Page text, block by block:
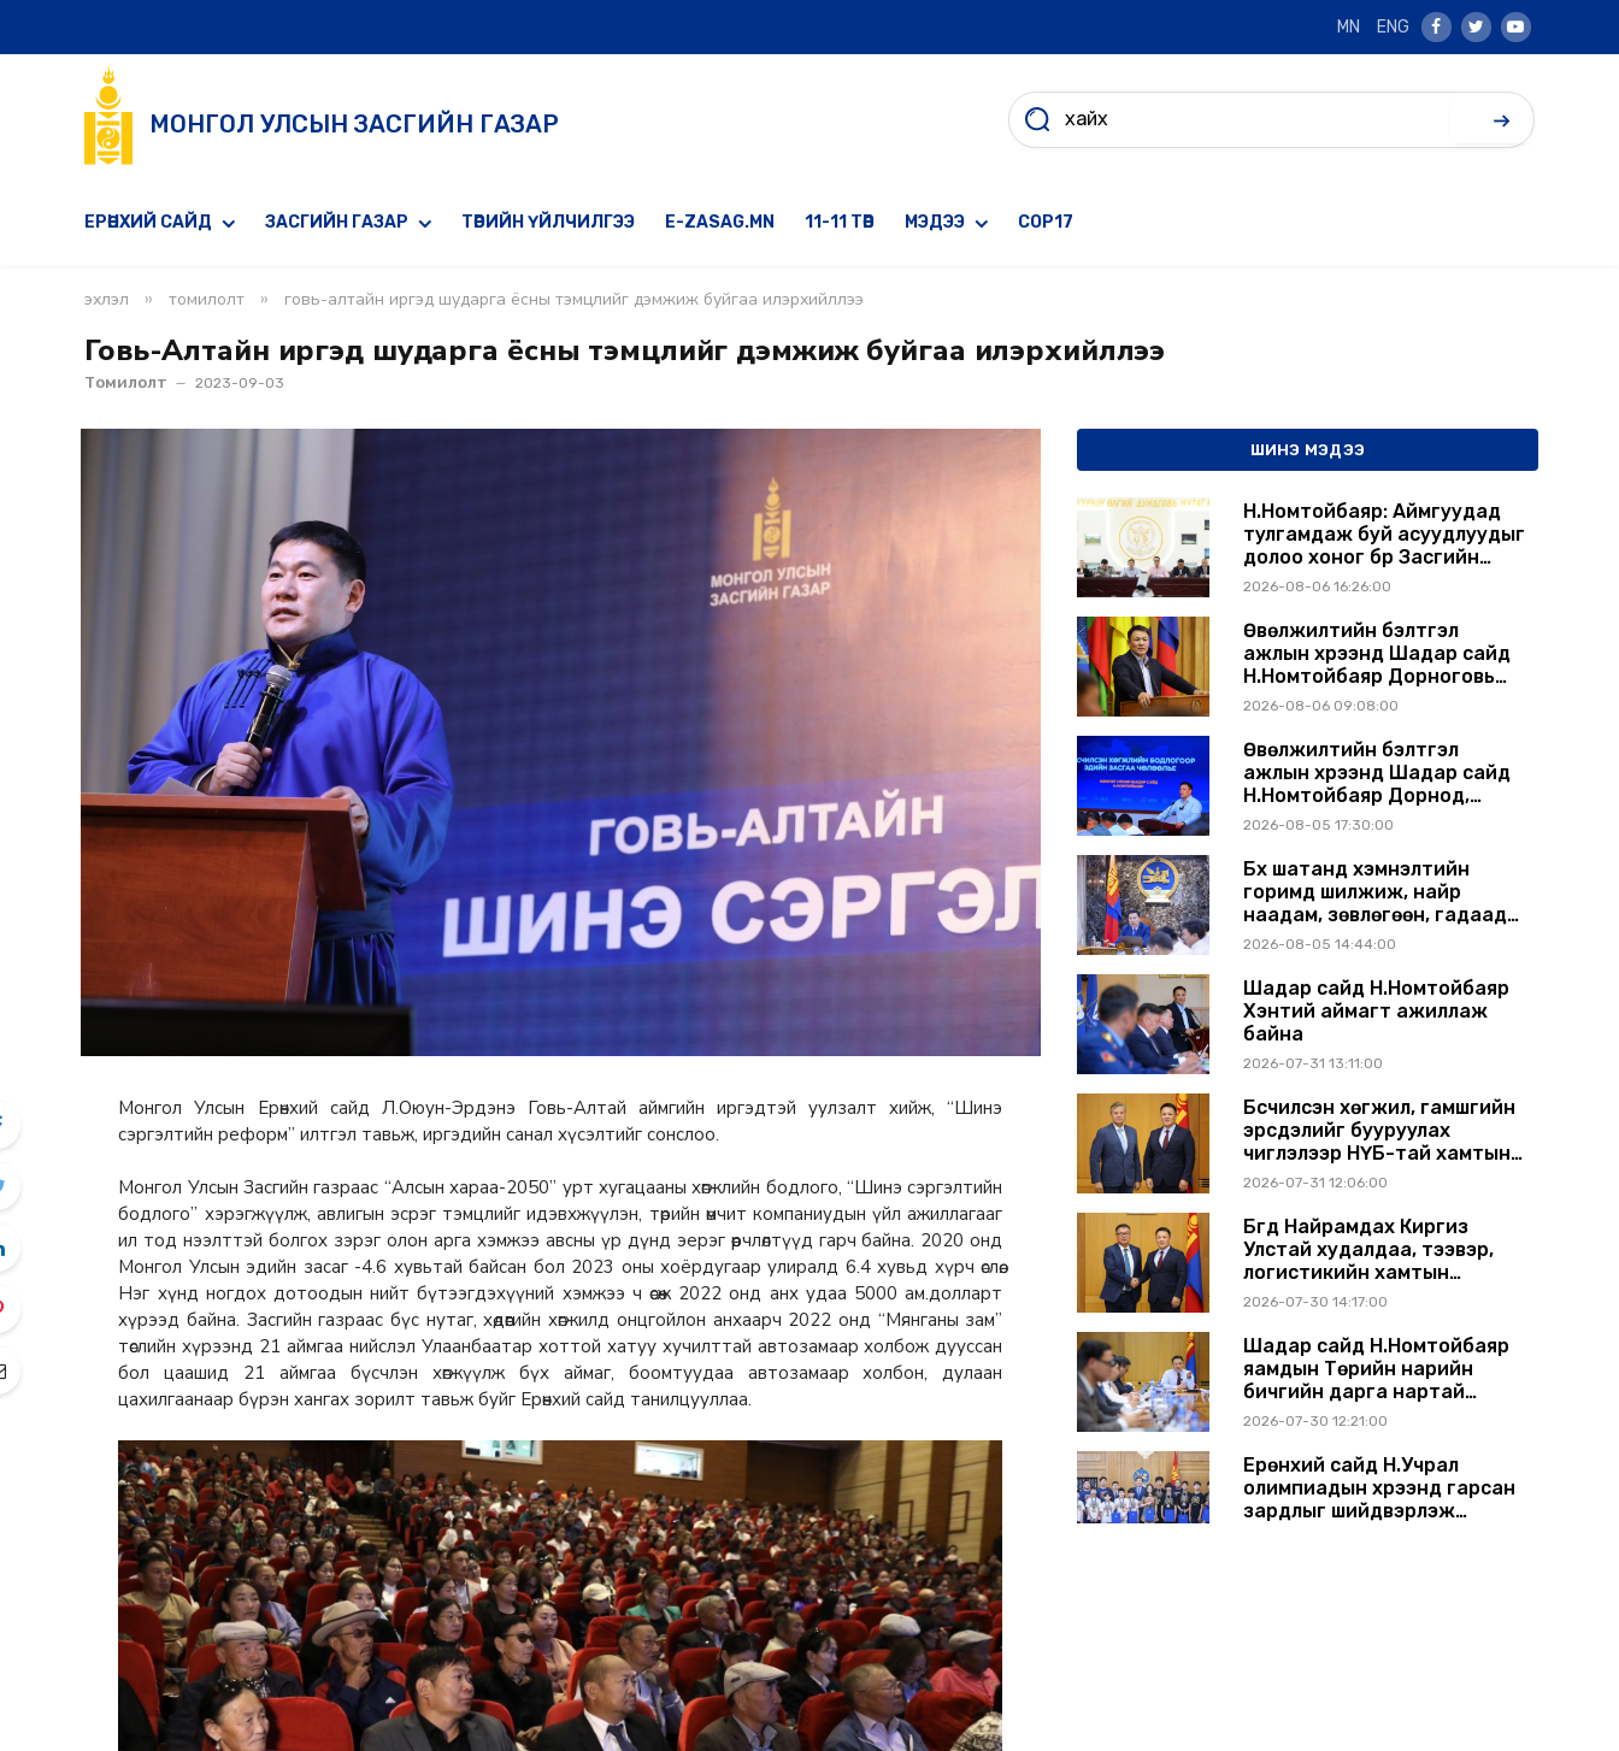
MN ENG
Facebook
TwitterYoutube
МОНГОЛ УЛСЫН ЗАСГИЙН ГАЗАР
ЕРӨНХИЙ САЙД ЗАСГИЙН ГАЗАР ТӨРИЙН ҮЙЛЧИЛГЭЭ E-ZASAG.MN 11-11 ТӨВ МЭДЭЭ COP17
эхлэл » томилолт » говь-алтайн иргэд шударга ёсны тэмцлийг дэмжиж буйгаа илэрхийллээ
Говь-Алтайн иргэд шударга ёсны тэмцлийг дэмжиж буйгаа илэрхийллээ
Томилолт 2023-09-03
Монгол Улсын Ерөнхий сайд Л.Оюун-Эрдэнэ Говь-Алтай аймгийн иргэдтэй уулзалт хийж, “Шинэ
сэргэлтийн реформ” илтгэл тавьж, иргэдийн санал хүсэлтийг сонслоо.
Монгол Улсын Засгийн газраас “Алсын хараа-2050” урт хугацааны хөгжлийн бодлого, “Шинэ сэргэлтийн
бодлого” хэрэгжүүлж, авлигын эсрэг тэмцлийг идэвхжүүлэн, төрийн өмчит компаниудын үйл ажиллагааг
ил тод нээлттэй болгох зэрэг олон арга хэмжээ авсны үр дүнд эерэг өөрчлөлтүүд гарч байна. 2020 онд
Монгол Улсын эдийн засаг -4.6 хувьтай байсан бол 2023 оны хоёрдугаар улиралд 6.4 хувьд хүрч өслөө.
Нэг хүнд ногдох дотоодын нийт бүтээгдэхүүний хэмжээ ч өсөж 2022 онд анх удаа 5000 ам.долларт
хүрээд байна. Засгийн газраас бүс нутаг, хөдөөгийн хөгжилд онцгойлон анхаарч 2022 онд “Мянганы зам”
төслийн хүрээнд 21 аймгаа нийслэл Улаанбаатар хоттой хатуу хучилттай автозамаар холбож дууссан
бол цаашид 21 аймгаа бүсчлэн хөгжүүлж бүх аймаг, боомтуудаа автозамаар холбон, дулаан
цахилгаанаар бүрэн хангах зорилт тавьж буйг Ерөнхий сайд танилцууллаа.
ШИНЭ МЭДЭЭ
Н.Номтойбаяр: Аймгуудад
тулгамдаж буй асуудлуудыг
долоо хоног бүр Засгийн
газрын хуралдаанд
2026-08-06 16:26:00
Өвөлжилтийн бэлтгэл
ажлын хүрээнд Шадар сайд
Н.Номтойбаяр Дорноговь
аймагт ажиллав
2026-08-06 09:08:00
Өвөлжилтийн бэлтгэл
ажлын хүрээнд Шадар сайд
Н.Номтойбаяр Дорнод,
Сүхбаатар аймагт ажиллав
2026-08-05 17:30:00
Бүх шатанд хэмнэлтийн
горимд шилжиж, найр
наадам, зөвлөгөөн, гадаад
томилолтыг хориглолоо
2026-08-05 14:44:00
Шадар сайд Н.Номтойбаяр
Хэнтий аймагт ажиллаж
байна
2026-07-31 13:11:00
Бүсчилсэн хөгжил, гамшгийн
эрсдэлийг бууруулах
чиглэлээр НҮБ-тай хамтын
ажиллагаагаа өргөжүүлэхээр
2026-07-31 12:06:00
Бүгд Найрамдах Киргиз
Улстай худалдаа, тээвэр,
логистикийн хамтын
ажиллагааг өргөжүүлнэ
2026-07-30 14:17:00
Шадар сайд Н.Номтойбаяр
яамдын Төрийн нарийн
бичгийн дарга нартай
шуурхай хуралдлаа
2026-07-30 12:21:00
Ерөнхий сайд Н.Учрал
олимпиадын хүрээнд гарсан
зардлыг шийдвэрлэж